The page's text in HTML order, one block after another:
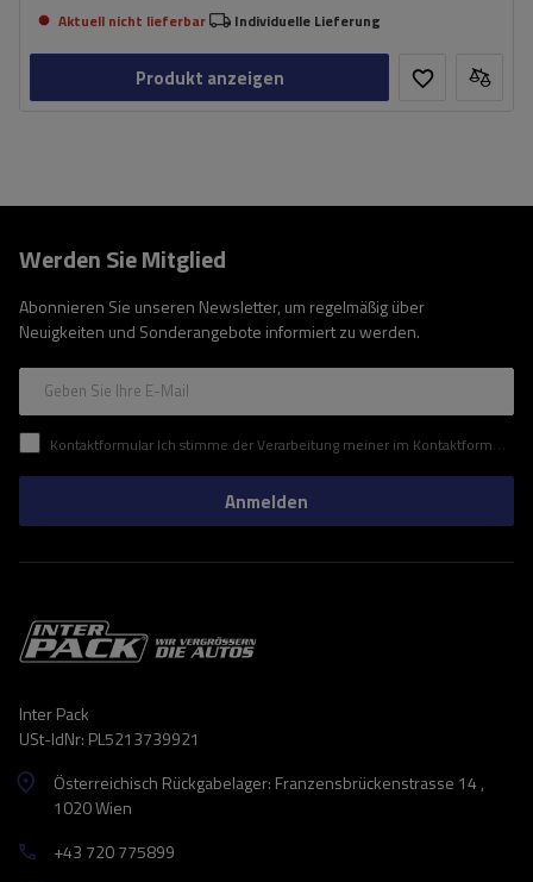
Aktuell nicht lieferbar Individuelle Lieferung
Produkt anzeigen
Werden Sie Mitglied
Abonnieren Sie unseren Newsletter, um regelmäßig über
Neuigkeiten und Sonderangebote informiert zu werden.
Geben Sie Ihre E-Mail
Kontaktformular Ich stimme der Verarbeitung meiner im Kontaktformular enthaltenen personenbezogenen Daten gemäß der Verordnung (EU) des Europäischen Parlaments und des Rates zu.
Anmelden
Inter Pack
USt-IdNr: PL5213739921
Österreichisch Rückgabelager: Franzensbrückenstrasse 14 ,
1020 Wien
+43 720 775899